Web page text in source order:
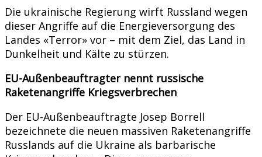
Die ukrainische Regierung wirft Russland wegen
dieser Angriffe auf die Energieversorgung des
Landes «Terror» vor – mit dem Ziel, das Land in
Dunkelheit und Kälte zu stürzen.
EU-Außenbeauftragter nennt russische
Raketenangriffe Kriegsverbrechen
Der EU-Außenbeauftragte Josep Borrell
bezeichnete die neuen massiven Raketenangriffe
Russlands auf die Ukraine als barbarische